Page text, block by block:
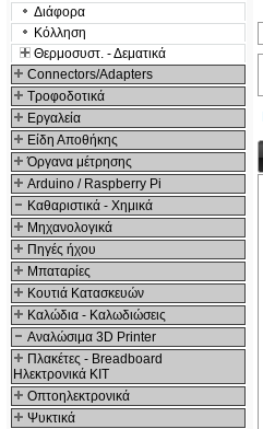
Διάφορα
Κόλληση
Θερμοσυστ. - Δεματικά
Connectors/Adapters
Τροφοδοτικά
Εργαλεία
Είδη Αποθήκης
Όργανα μέτρησης
Arduino / Raspberry Pi
Καθαριστικά - Χημικά
Μηχανολογικά
Πηγές ήχου
Μπαταρίες
Κουτιά Κατασκευών
Καλώδια - Καλωδιώσεις
Αναλώσιμα 3D Printer
Πλακέτες - Breadboard
Ηλεκτρονικά ΚΙΤ
Οπτοηλεκτρονικά
Ψυκτικά